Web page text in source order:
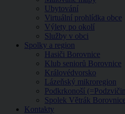
Ubytování
Virtuální prohlídka obce
Výlety po okolí
Služby v obci
Spolky a region
Hasiči Borovnice
Klub seniorů Borovnice
Královédvorsko
Lázeňský mikroregion
Podkrkonoší
Spolek Větrák Borovnice
Kontakty